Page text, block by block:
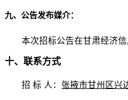
九、公告发布媒介：
本次招标公告在甘肃经济信
十、联系方式
招 标 人： 张掖市甘州区兴